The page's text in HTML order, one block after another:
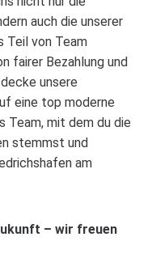
auch die unserer
Teil von Team
fairer Bezahlung und
unsere
eine top moderne
Team, mit dem du die
stemmst und
am
– wir freuen